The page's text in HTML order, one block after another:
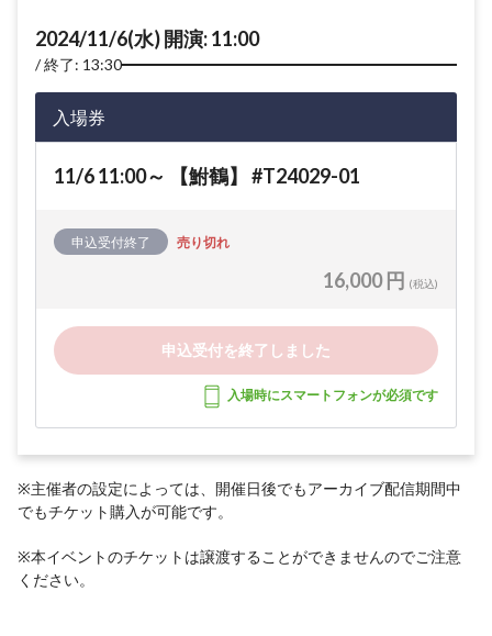
2024/11/6(水) 開演: 11:00
終了: 13:30
入場券
11/6 11:00～ 【鮒鶴】 #T24029-01
申込受付終了 売り切れ
16,000 円 (税込)
申込受付を終了しました
入場時にスマートフォンが必須です
※主催者の設定によっては、開催日後でもアーカイブ配信期間中
でもチケット購入が可能です。
※本イベントのチケットは譲渡することができませんのでご注意
ください。